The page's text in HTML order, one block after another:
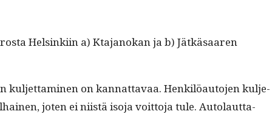
Helsinki­in a) Kta­janokan ja b) Jätkäsaaren
kul­jet­ta­mi­nen on kan­nat­tavaa. Henkilöau­to­jen kul­je­
joten ei niistä iso­ja voit­to­ja tule. Auto­laut­ta-